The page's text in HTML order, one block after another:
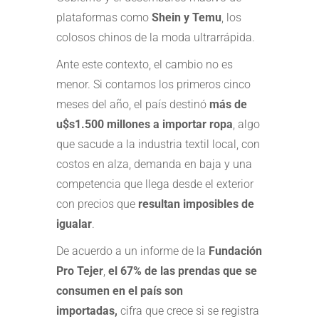
plataformas como Shein y Temu , los
colosos chinos de la moda ultrarrápida.
Ante este contexto, el cambio no es
menor. Si contamos los primeros cinco
meses del año, el país destinó más de
u$s1.500 millones a importar ropa , algo
que sacude a la industria textil local, con
costos en alza, demanda en baja y una
competencia que llega desde el exterior
con precios que resultan imposibles de
igualar.
De acuerdo a un informe de la Fundación
Pro Tejer el 67% de las prendas que se
consumen en el país son
importadas, cifra que crece si se registra